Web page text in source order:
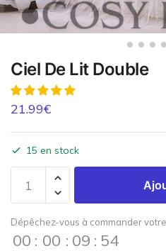
Ciel De Lit Double
21.99€
15 en stock
Dépêchez-vous à commander
00 : 00 : 09 : 54